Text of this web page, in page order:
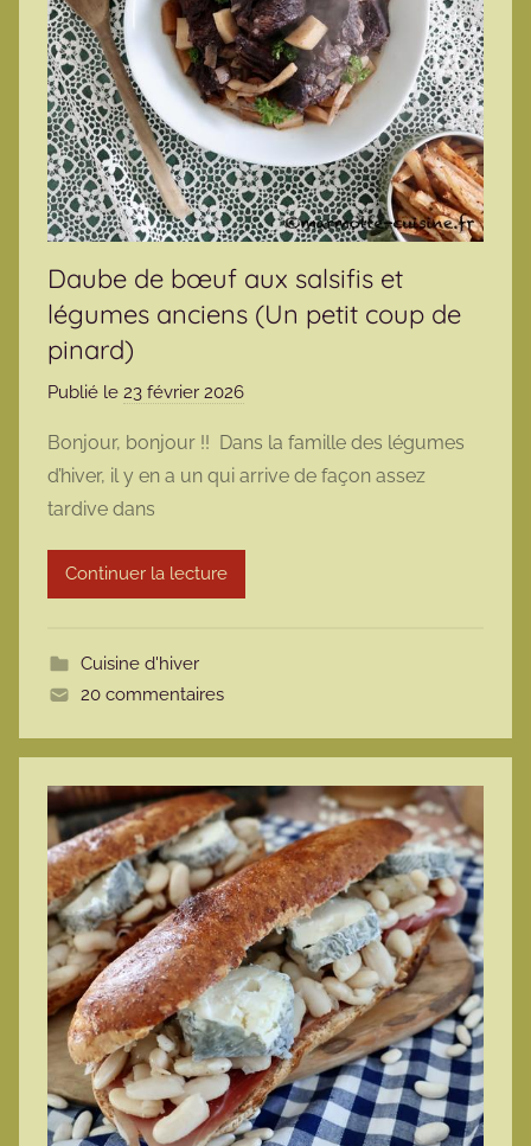
Daube de bœuf aux salsifis et
légumes anciens (Un petit coup de
pinard)
Publié le 23 février 2026
r
m
r
Bonjour, bonjour !! Dans la famille des légumes
d’hiver, il y en a un qui arrive de façon assez
tardive dans
Continuer la lecture
Cuisine d'hiver
20 commentaires